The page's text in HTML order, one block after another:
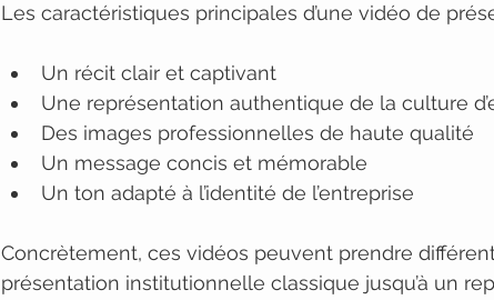
Les caractéristiques principales d’une vidéo de
Un récit clair et captivant
Une représentation authentique de la culture
Des images professionnelles de haute qualité
Un message concis et mémorable
Un ton adapté à l’identité de l’entreprise
Concrètement, ces vidéos peuvent prendre
présentation institutionnelle classique jusqu’à un